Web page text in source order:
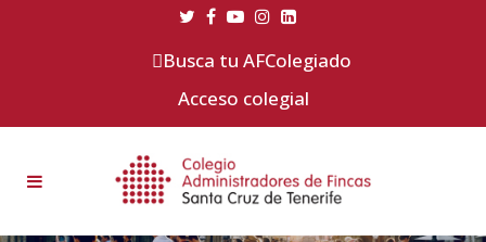
Busca tu AFColegiado
Acceso colegial